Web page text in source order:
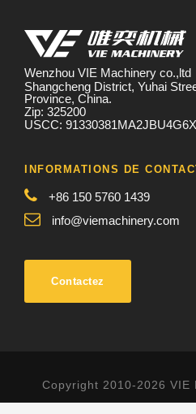
Wenzhou VIE Machinery co.,ltd
Shangcheng District, Yuhai
Province, China.
Zip: 325200
USCC: 91330381MA2JBU4G6X
INFORMATIONS DE
+86 150 5760 1439
info@viemachinery.com
Contactez
Copyright 2010-2026 VIE